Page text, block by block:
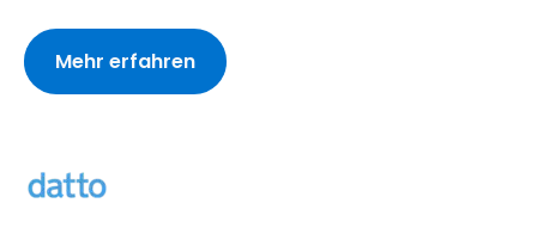
Mehr erfahren